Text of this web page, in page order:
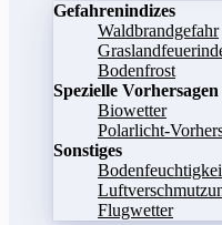
Gefahrenindizes
Waldbrandgefahr
Bodenfrost
Spezielle Vorhersagen
Biowetter
Polarlicht-
Sonstiges
Flugwetter